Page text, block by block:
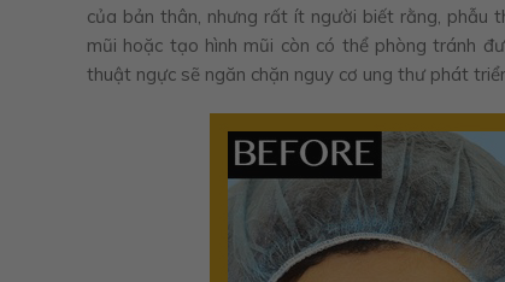
của bản thân, nhưng rất ít người biết rằng, phẫu
mũi hoặc tạo hình mũi còn có thể phòng tránh
thuật ngực sẽ ngăn chặn nguy cơ ung thư phát